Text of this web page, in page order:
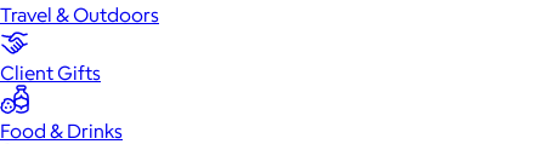
Travel & Outdoors
Client Gifts
Food & Drinks